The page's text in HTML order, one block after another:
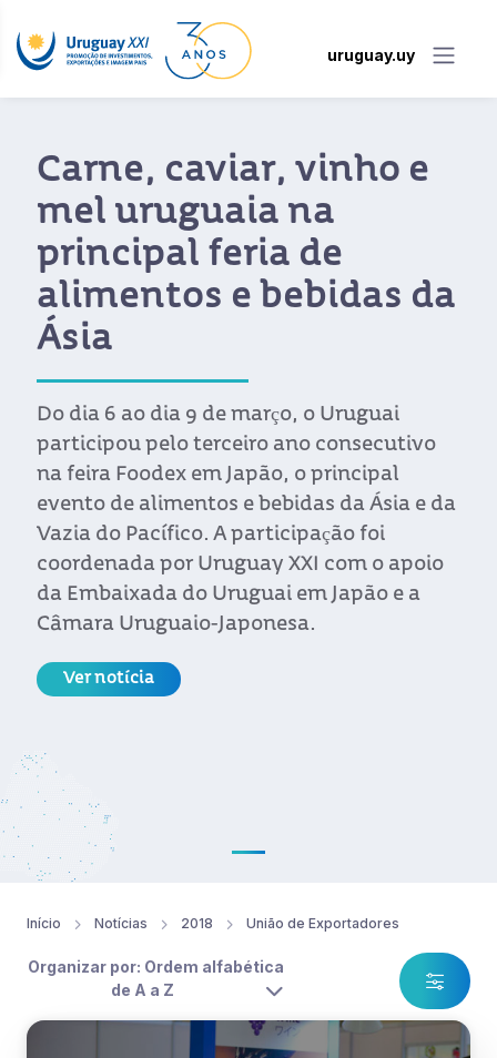
uruguay.uy
Carne, caviar, vinho e
mel uruguaia na
principal feria de
alimentos e bebidas da
Ásia
Do dia 6 ao dia 9 de março, o Uruguai
participou pelo terceiro ano consecutivo
na feira Foodex em Japão, o principal
evento de alimentos e bebidas da Ásia e da
Vazia do Pacífico. A participação foi
coordenada por Uruguay XXI com o apoio
da Embaixada do Uruguai em Japão e a
Câmara Uruguaio-Japonesa.
Ver notícia
Início Notícias 2018 União de Exportadores
Organizar por: Ordem alfabética
de A a Z